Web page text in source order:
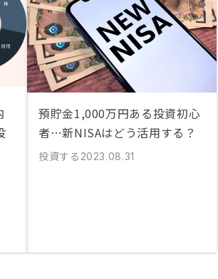
預貯金1,000万円ある投資初心
者…新NISAはどう活用する？
投資する 2023.08.31